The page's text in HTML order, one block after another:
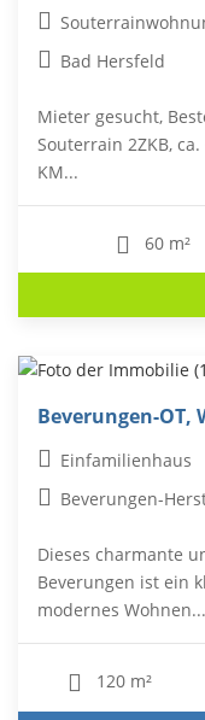
Bad Hersfeld
Mieter gesucht,
Souterrain 2ZKB,
KM...
60 m²
Beverungen-OT,
Einfamilienhaus
Beverungen-
Dieses charmante
Beverungen ist ein
modernes Wohnen...
120 m²